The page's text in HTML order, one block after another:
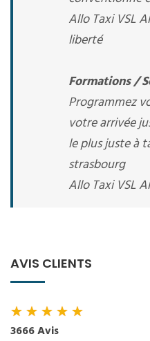
Allo Taxi VSL
liberté
Formations /
Programmez
votre arrivée
le plus juste à
strasbourg
Allo Taxi VSL
AVIS CLIENTS
★★★★★
3666 Avis